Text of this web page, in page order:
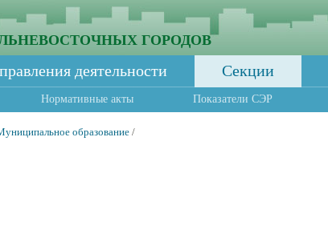
ГОРОДОВ
деятельности Секции
Нормативные акты Показатели СЭР
образование/